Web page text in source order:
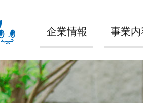
企業情報 事業内